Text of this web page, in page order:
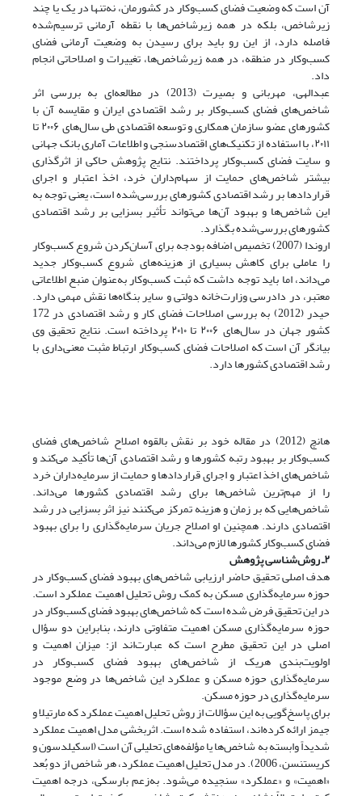
آن است که وضعیت فضای کسب‌وکار در کشورمان، نه‌تنها در یک یا چند
زیرشاخص، بلکه در همه زیرشاخص‌ها با نقطه آرمانی ترسیم‌شده
فاصله دارد، از این رو باید برای رسیدن به وضعیت آرمانی فضای
کسب‌وکار در منطقه، در همه زیرشاخص‌ها، تغییرات و اصلاحاتی انجام
داد.
عبدالهی، مهربانی و بصیرت (2013) در مطالعه‌ای به بررسی اثر
شاخص‌های فضای کسب‌وکار بر رشد اقتصادی ایران و مقایسه آن با
کشورهای عضو سازمان همکاری و توسعه اقتصادی طی سال‌های ۲۰۰۶ تا
۲۰۱۱، با استفاده از تکنیک‌های اقتصادسنجی و اطلاعات آماری بانک جهانی
و سایت فضای کسب‌وکار پرداختند. نتایج پژوهش حاکی از اثرگذاری
بیشتر شاخص‌های حمایت از سهام‌داران خرد، اخذ اعتبار و اجرای
قراردادها بر رشد اقتصادی کشورهای بررسی‌شده است، یعنی توجه به
این شاخص‌ها و بهبود آن‌ها می‌تواند تأثیر بسزایی بر رشد اقتصادی
کشورهای بررسی‌شده بگذارد.
اروندا (2007) تخصیص اضافه بودجه برای آسان‌کردن شروع کسب‌وکار
را عاملی برای کاهش بسیاری از هزینه‌های شروع کسب‌وکار جدید
می‌داند، اما باید توجه داشت که ثبت کسب‌وکار به‌عنوان منبع اطلاعاتی
معتبر، در دادرسی وزارت‌خانه دولتی و سایر بنگاه‌ها نقش مهمی دارد.
حیدر (2012) به بررسی اصلاحات فضای کار و رشد اقتصادی در 172
کشور جهان در سال‌های ۲۰۰۶ تا ۲۰۱۰ پرداخته است. نتایج تحقیق وی
بیانگر آن است که اصلاحات فضای کسب‌وکار ارتباط مثبت معنی‌داری با
رشد اقتصادی کشورها دارد.
هانچ (2012) در مقاله خود بر نقش بالقوه اصلاح شاخص‌های فضای
کسب‌وکار بر بهبود رتبه کشورها و رشد اقتصادی آن‌ها تأکید می‌کند و
شاخص‌های اخذ اعتبار و اجرای قراردادها و حمایت از سرمایه‌داران خرد
را از مهم‌ترین شاخص‌ها برای رشد اقتصادی کشورها می‌داند.
شاخص‌هایی که بر زمان و هزینه تمرکز می‌کنند نیز اثر بسزایی در رشد
اقتصادی دارند. همچنین او اصلاح جریان سرمایه‌گذاری را برای بهبود
فضای کسب‌وکار کشورها لازم می‌داند.
۲ـ روش‌شناسی پژوهش
هدف اصلی تحقیق حاضر ارزیابی شاخص‌های بهبود فضای کسب‌وکار در
حوزه سرمایه‌گذاری مسکن به کمک روش تحلیل اهمیت عملکرد است.
در این تحقیق فرض شده است که شاخص‌های بهبود فضای کسب‌وکار در
حوزه سرمایه‌گذاری مسکن اهمیت متفاوتی دارند، بنابراین دو سؤال
اصلی در این تحقیق مطرح است که عبارت‌اند از: میزان اهمیت و
اولویت‌بندی هریک از شاخص‌های بهبود فضای کسب‌وکار در
سرمایه‌گذاری حوزه مسکن و عملکرد این شاخص‌ها در وضع موجود
سرمایه‌گذاری در حوزه مسکن.
برای پاسخ‌گویی به این سؤالات از روش تحلیل اهمیت عملکرد که مارتیلا و
جیمز ارائه کرده‌اند، استفاده شده است. اثربخشی مدل اهمیت عملکرد
شدیداً وابسته به شاخص‌ها یا مؤلفه‌های تحلیلی آن است (اسکیلدسون و
کریستنسن، 2006). در مدل تحلیل اهمیت عملکرد، هر شاخص از دو بُعد
«اهمیت» و «عملکرد» سنجیده می‌شود. به‌زعم بارسکی، درجه اهمیت